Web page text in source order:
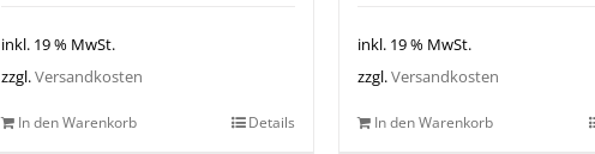
inkl. 19 % MwSt.
zzgl.Versandkosten
In den Warenkorb Details
inkl. 19 % MwSt.
zzgl.Versandkosten
In den Warenkorb